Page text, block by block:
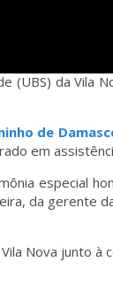
(UBS) da Vila
de
em
especial
da gerente
Nova junto